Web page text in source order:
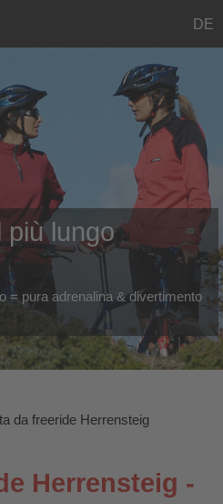
DE
da freeride Herrensteig
Herrensteig -
più lungo
= pura adrenalina & divertimento